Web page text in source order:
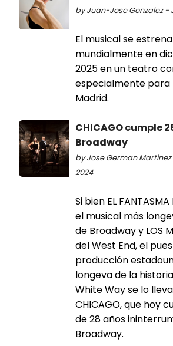
by Juan-Jose Gonzalez -
El musical se
mundialmente en
2025 en un teatro
especialmente para
Madrid.
CHICAGO cumple
Broadway
by Jose German Martinez
2024
Si bien EL FANTASMA
el musical más
de Broadway y LOS
del West End, el
producción
longeva de la
White Way se lo
CHICAGO, que hoy
de 28 años
Broadway.